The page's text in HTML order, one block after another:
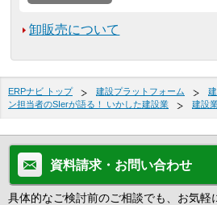
卸販売について
ERPナビ トップ 建設プラットフォーム
ン担当者のSIerが語る！ いかした建設業
建設
資料請求・お問い合わせ
具体的なご検討前のご相談でも、お気軽